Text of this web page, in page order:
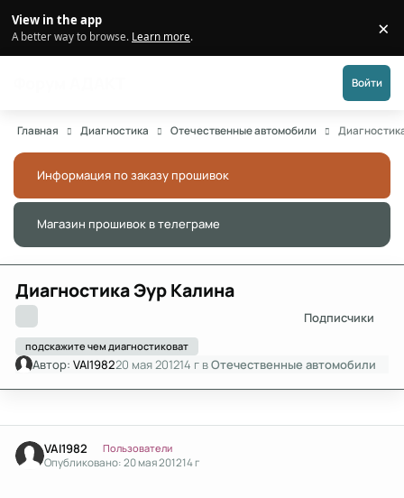
View in the app
A better way to browse. Learn more. ×
Войти
Главная Диагностика Отечественные автомобили
Информация по заказу прошивок
Магазин прошивок в телеграме
Диагностика Эур Калина
подскажите чем диагностиковат
Подписчики
Автор:VAI198220 мая 201214 г вОтечественные автомобили
VAI1982 Пользователи
Опубликовано:20 мая 201214 г